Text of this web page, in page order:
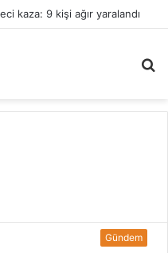
kaza: 9 kişi ağır yaralandı
...
Gündem